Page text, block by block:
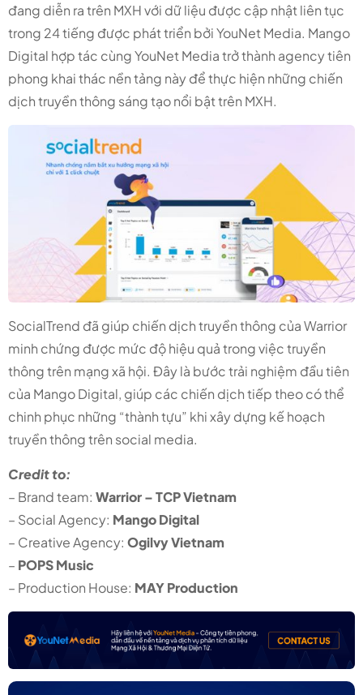
đang diễn ra trên MXH với dữ liệu được cập nhật liên tục
trong 24 tiếng được phát triển bởi YouNet Media. Mango
Digital hợp tác cùng YouNet Media trở thành agency tiên
phong khai thác nền tảng này để thực hiện những chiến
dịch truyền thông sáng tạo nổi bật trên MXH.
SocialTrend đã giúp chiến dịch truyền thông của Warrior
minh chứng được mức độ hiệu quả trong việc truyền
thông trên mạng xã hội. Đây là bước trải nghiệm đầu tiên
của Mango Digital, giúp các chiến dịch tiếp theo có thể
chinh phục những “thành tựu” khi xây dựng kế hoạch
truyền thông trên social media.
Credit to:
– Brand team: Warrior – TCP Vietnam
– Social Agency: Mango Digital
– Creative Agency: Ogilvy Vietnam
– POPS Music
– Production House: MAY Production